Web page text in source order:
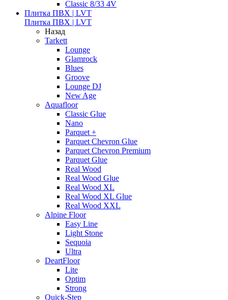
Classic 8/33 4V
Плитка ПВХ | LVT
Плитка ПВХ | LVT
Назад
Tarkett
Lounge
Glamrock
Blues
Groove
Lounge DJ
New Age
Aquafloor
Classic Glue
Nano
Parquet +
Parquet Chevron Glue
Parquet Chevron Premium
Parquet Glue
Real Wood
Real Wood Glue
Real Wood XL
Real Wood XL Glue
Real Wood XXL
Alpine Floor
Easy Line
Light Stone
Sequoia
Ultra
DeartFloor
Lite
Optim
Strong
Quick-Step